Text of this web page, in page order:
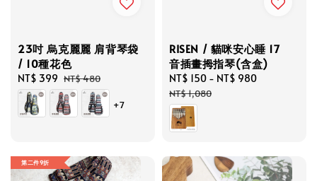
23吋 烏克麗麗 肩背琴袋
/ 10種花色
Sale
price
NT$ 399 Regular
price
NT$ 480
+7
RISEN / 貓咪安心睡 17
音插畫拇指琴(含盒)
Sale
price
NT$ 150 - NT$ 980
NT$ 1,080
第二件9折